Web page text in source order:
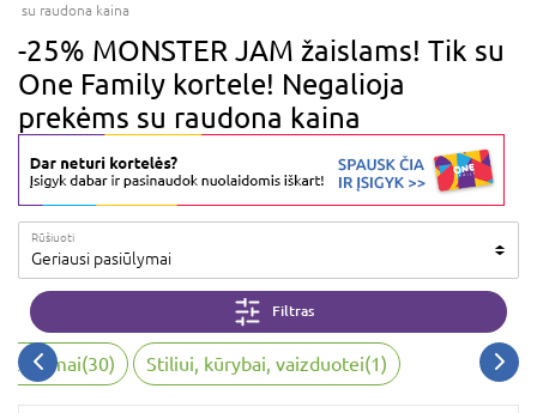
su raudona kaina
-25% MONSTER JAM žaislams! Tik su
One Family kortele! Negalioja
prekėms su raudona kaina
Rūšiuoti
Geriausi pasiūlymai
Filtras
žaidimai(30) Stiliui, kūrybai, vaizduotei(1)